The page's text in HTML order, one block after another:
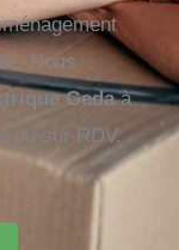
Nous
Gedaà
ou sur RDV.